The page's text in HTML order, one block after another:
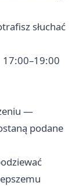
słuchać
—
podane